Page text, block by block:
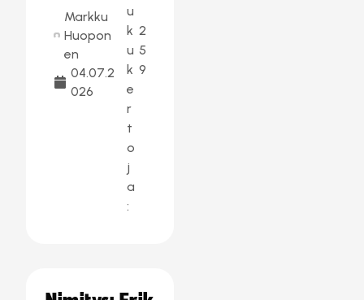
Markku
Huopon
en
04.07.2
026
u
k
u
k
e
r
t
o
j
a
:
2
5
9